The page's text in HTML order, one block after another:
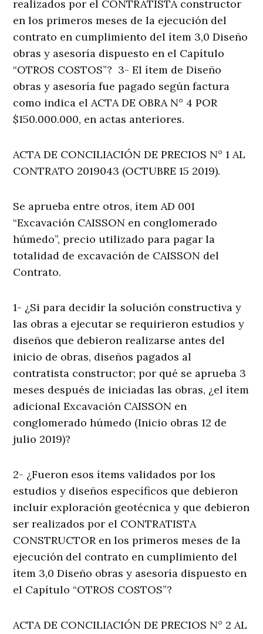
realizados por el CONTRATISTA constructor
en los primeros meses de la ejecución del
contrato en cumplimiento del ítem 3,0 Diseño
obras y asesoría dispuesto en el Capítulo
“OTROS COSTOS”? 3- El ítem de Diseño
obras y asesoría fue pagado según factura
como indica el ACTA DE OBRA N° 4 POR
$150.000.000, en actas anteriores.
ACTA DE CONCILIACIÓN DE PRECIOS N° 1 AL
CONTRATO 2019043 (OCTUBRE 15 2019).
Se aprueba entre otros, ítem AD 001
“Excavación CAISSON en conglomerado
húmedo”, precio utilizado para pagar la
totalidad de excavación de CAISSON del
Contrato.
1- ¿Si para decidir la solución constructiva y
las obras a ejecutar se requirieron estudios y
diseños que debieron realizarse antes del
inicio de obras, diseños pagados al
contratista constructor; por qué se aprueba 3
meses después de iniciadas las obras, ¿el ítem
adicional Excavación CAISSON en
conglomerado húmedo (Inicio obras 12 de
julio 2019)?
2- ¿Fueron esos ítems validados por los
estudios y diseños específicos que debieron
incluir exploración geotécnica y que debieron
ser realizados por el CONTRATISTA
CONSTRUCTOR en los primeros meses de la
ejecución del contrato en cumplimiento del
ítem 3,0 Diseño obras y asesoría dispuesto en
el Capítulo “OTROS COSTOS”?
ACTA DE CONCILIACIÓN DE PRECIOS N° 2 AL